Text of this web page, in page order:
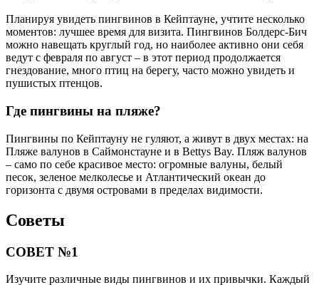
Планируя увидеть пингвинов в Кейптауне, учтите несколько
моментов: лучшее время для визита. Пингвинов Болдерс-Бич
можно навещать круглый год, но наиболее активно они себя
ведут с февраля по август – в этот период продолжается
гнездование, много птиц на берегу, часто можно увидеть и
пушистых птенцов.
Где пингвины на пляже?
Пингвины по Кейптауну не гуляют, а живут в двух местах: на
Пляже валунов в Саймонстауне и в Bettys Bay. Пляж валунов
– само по себе красивое место: огромные валуны, белый
песок, зеленое мелколесье и Атлантический океан до
горизонта с двумя островами в пределах видимости.
Советы
СОВЕТ №1
Изучите различные виды пингвинов и их привычки. Каждый